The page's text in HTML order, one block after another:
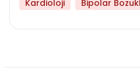
Kardioloji
Bipolar